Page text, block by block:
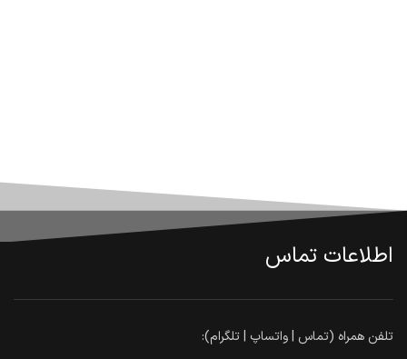
اطلاعات تماس
تلفن همراه (تماس | واتساپ | تلگرام):